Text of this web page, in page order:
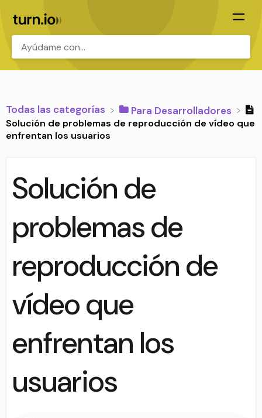
Todas las categorías ​Para Desarrolladores
Solución de problemas de reproducción de vídeo que
enfrentan los usuarios
Solución de
problemas de
reproducción de
vídeo que
enfrentan los
usuarios
.